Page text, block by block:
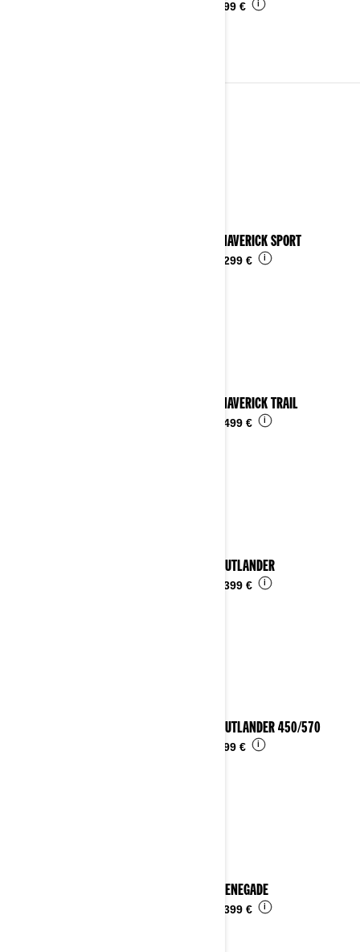
4.899 € i
2023 MAVERICK SPORT
24.299 € i
2023 MAVERICK TRAIL
16.499 € i
2023 OUTLANDER
15.399 € i
2023 OUTLANDER 450/570
9.099 € i
2023 RENEGADE
14.399 € i